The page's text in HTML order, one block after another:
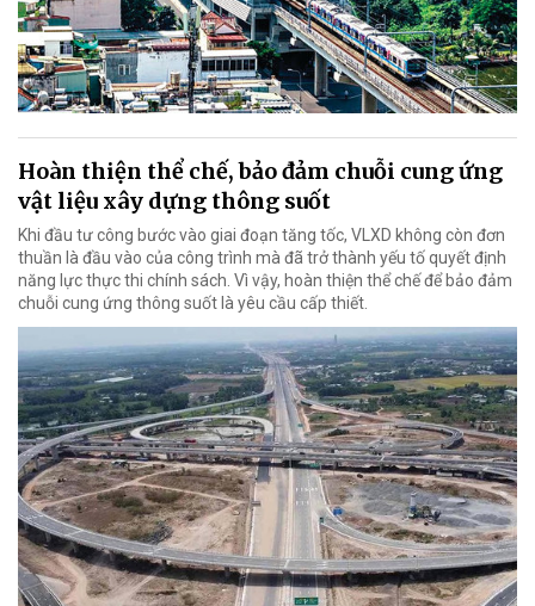
Hoàn thiện thể chế, bảo đảm chuỗi cung ứng
vật liệu xây dựng thông suốt
Khi đầu tư công bước vào giai đoạn tăng tốc, VLXD không còn đơn
thuần là đầu vào của công trình mà đã trở thành yếu tố quyết định
năng lực thực thi chính sách. Vì vậy, hoàn thiện thể chế để bảo đảm
chuỗi cung ứng thông suốt là yêu cầu cấp thiết.